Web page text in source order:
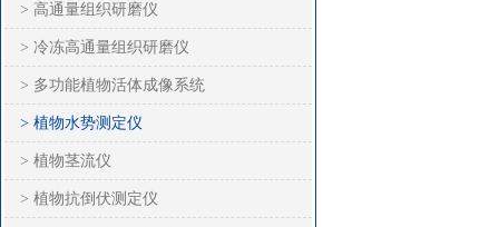
> 高通量组织研磨仪
> 冷冻高通量组织研磨仪
> 多功能植物活体成像系统
> 植物水势测定仪
> 植物茎流仪
> 植物抗倒伏测定仪